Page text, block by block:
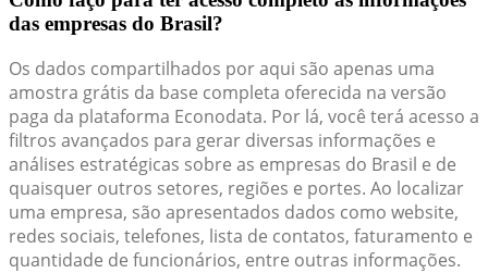
das empresas do Brasil?
Os dados compartilhados por aqui são apenas uma
amostra grátis da base completa oferecida na versão
paga da plataforma Econodata. Por lá, você terá acesso a
filtros avançados para gerar diversas informações e
análises estratégicas sobre as empresas do Brasil e de
quaisquer outros setores, regiões e portes. Ao localizar
uma empresa, são apresentados dados como website,
redes sociais, telefones, lista de contatos, faturamento e
quantidade de funcionários, entre outras informações.